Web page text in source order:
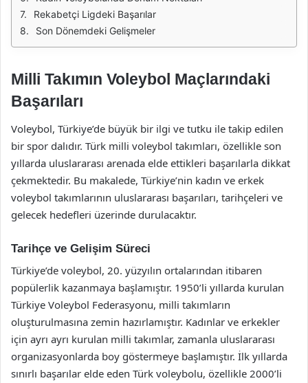
Rekabetçi Ligdeki Başarılar
Son Dönemdeki Gelişmeler
Milli Takımın Voleybol Maçlarındaki
Başarıları
Voleybol, Türkiye’de büyük bir ilgi ve tutku ile takip edilen
bir spor dalıdır. Türk milli voleybol takımları, özellikle son
yıllarda uluslararası arenada elde ettikleri başarılarla dikkat
çekmektedir. Bu makalede, Türkiye’nin kadın ve erkek
voleybol takımlarının uluslararası başarıları, tarihçeleri ve
gelecek hedefleri üzerinde durulacaktır.
Tarihçe ve Gelişim Süreci
Türkiye’de voleybol, 20. yüzyılın ortalarından itibaren
popülerlik kazanmaya başlamıştır. 1950’li yıllarda kurulan
Türkiye Voleybol Federasyonu, milli takımların
oluşturulmasına zemin hazırlamıştır. Kadınlar ve erkekler
için ayrı ayrı kurulan milli takımlar, zamanla uluslararası
organizasyonlarda boy göstermeye başlamıştır. İlk yıllarda
sınırlı başarılar elde eden Türk voleybolu, özellikle 2000’li